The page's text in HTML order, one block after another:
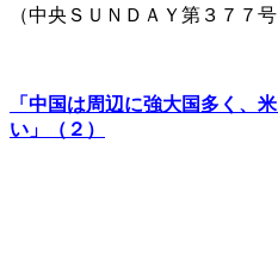
（中央ＳＵＮＤＡＹ第３７７号
「中国は周辺に強大国多く、
い」（２）